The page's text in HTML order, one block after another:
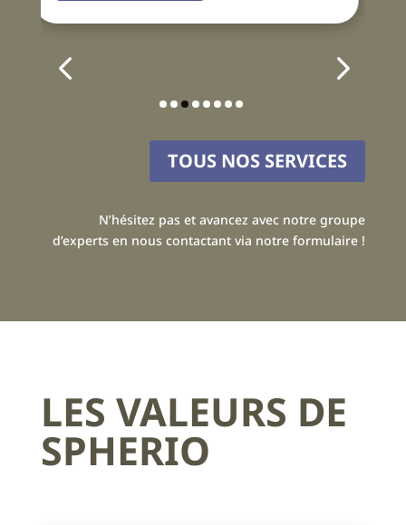
TOUS NOS SERVICES
N’hésitez pas et avancez avec notre groupe
d’experts en nous contactant via notre formulaire !
LES VALEURS DE
SPHERIO